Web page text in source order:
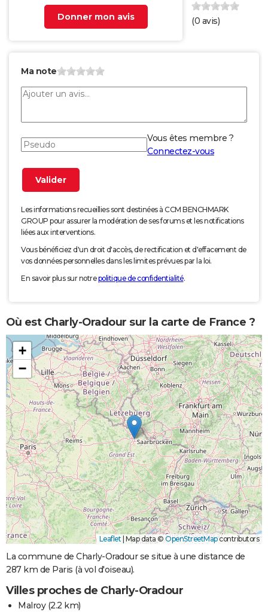
Donner mon avis
(0 avis)
Ma note
Vous êtes membre ?
Connectez-vous
Les informations recueillies sont destinées à CCM BENCHMARK
GROUP pour assurer la modération de ses forums et les notifications
liées aux interventions.
Vous bénéficiez d'un droit d'accès, de rectification et d'effacement de
vos données personnelles dans les limites prévues par la loi.
En savoir plus sur notrepolitique de confidentialité.
Où est Charly-Oradour sur la carte de France ?
+
−
Leaflet Map data © OpenStreetMapcontributors
La commune de Charly-Oradour se situe à une distance de
287 km de Paris (à vol d'oiseau).
Villes proches de Charly-Oradour
Malroy(2.2 km)